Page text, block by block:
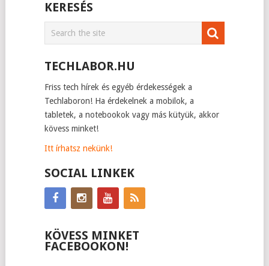
KERESÉS
TECHLABOR.HU
Friss tech hírek és egyéb érdekességek a
Techlaboron! Ha érdekelnek a mobilok, a
tabletek, a notebookok vagy más kütyük, akkor
kövess minket!
Itt írhatsz nekünk!
SOCIAL LINKEK
KÖVESS MINKET
FACEBOOKON!